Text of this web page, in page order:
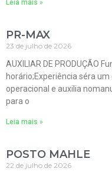
Leia mais »
PR-MAX
23 de julho de 2026
AUXILIAR DE PRODUÇÃO
horário;Experiência séra
operacional e auxilia
para o
Leia mais »
POSTO MAHLE
22 de julho de 2026